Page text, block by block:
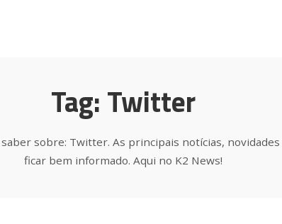
Tag:Twitter
sobre: Twitter. As principais notícias,
ficar bem informado. Aqui no K2 News!